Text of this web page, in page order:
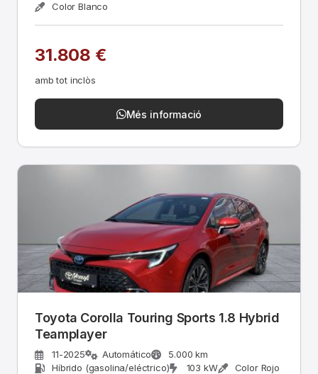
Color Blanco
31.808 €
amb tot inclòs
Més informació
Toyota Corolla Touring Sports 1.8 Hybrid
Teamplayer
11-2025 Automático
5.000 km
Híbrido (gasolina/eléctrico)
103 kW Color Rojo